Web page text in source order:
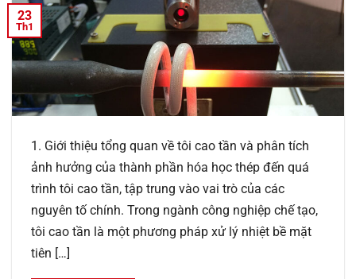
23
Th1
1. Giới thiệu tổng quan về tôi cao tần và phân tích
ảnh hưởng của thành phần hóa học thép đến quá
trình tôi cao tần, tập trung vào vai trò của các
nguyên tố chính. Trong ngành công nghiệp chế tạo,
tôi cao tần là một phương pháp xử lý nhiệt bề mặt
tiên […]